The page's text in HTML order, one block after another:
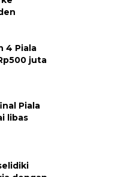
4 Piala
juta
Piala
libas